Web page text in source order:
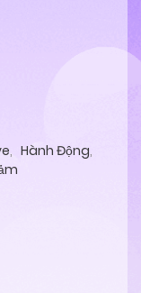
, Hành Động,